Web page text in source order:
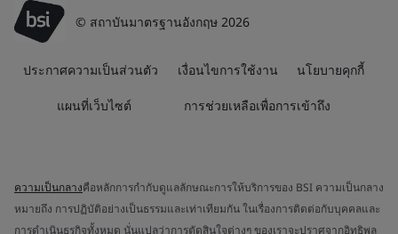
© สถาบันมาตรฐานอังกฤษ 2026
ประกาศความเป็นส่วนตัว เงื่อนไขการใช้งาน นโยบายคุกกี้
แผนที่เว็บไซต์ การช่วยเหลือเพื่อการเข้าถึง
ความเป็นกลางคือหลักการกำกับดูแลลักษณะการให้บริการของ BSI ความเป็นกลาง
หมายถึง การปฏิบัติอย่างเป็นธรรมและเท่าเทียมกัน ในเรื่องการติดต่อกับบุคคลและ
การดำเนินธุรกิจทั้งหมด นั่นแปลว่าการตัดสินใจต่างๆ ของเราจะปราศจากอิทธิพล